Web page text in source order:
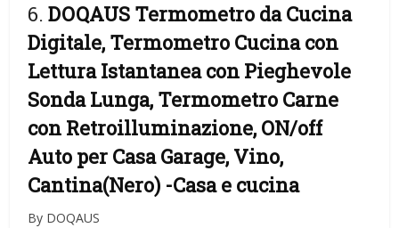
6.DOQAUS Termometro da Cucina
Digitale, Termometro Cucina con
Lettura Istantanea con Pieghevole
Sonda Lunga, Termometro Carne
con Retroilluminazione, ON/off
Auto per Casa Garage, Vino,
Cantina(Nero) -Casa e cucina
By DOQAUS